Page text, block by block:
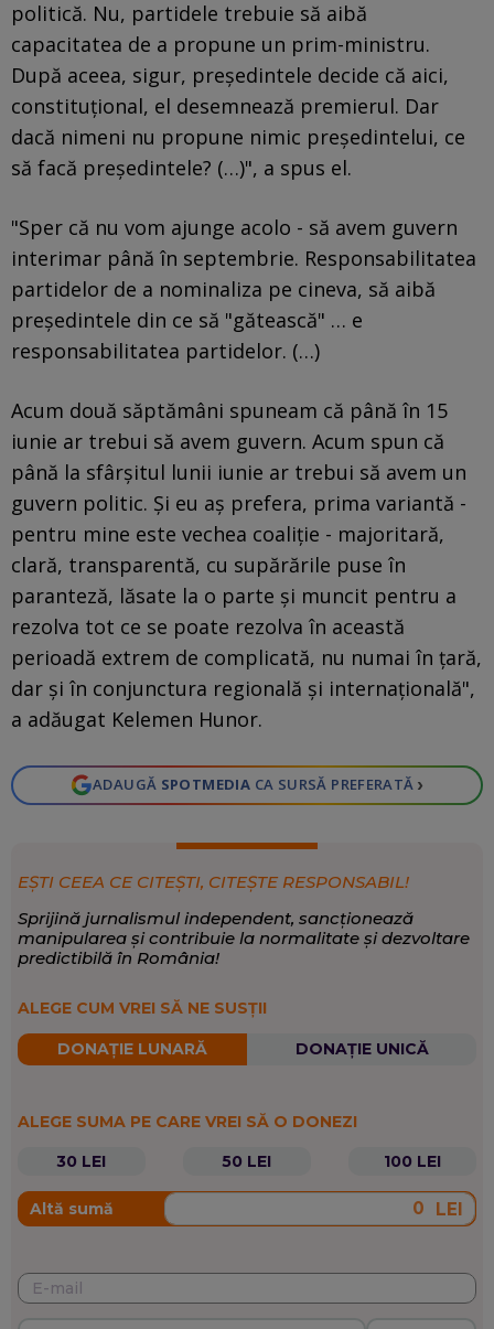
politică. Nu, partidele trebuie să aibă
capacitatea de a propune un prim-ministru.
După aceea, sigur, președintele decide că aici,
constituțional, el desemnează premierul. Dar
dacă nimeni nu propune nimic președintelui, ce
să facă președintele? (…)", a spus el.
"Sper că nu vom ajunge acolo - să avem guvern
interimar până în septembrie. Responsabilitatea
partidelor de a nominaliza pe cineva, să aibă
președintele din ce să "gătească" … e
responsabilitatea partidelor. (…)
Acum două săptămâni spuneam că până în 15
iunie ar trebui să avem guvern. Acum spun că
până la sfârșitul lunii iunie ar trebui să avem un
guvern politic. Și eu aș prefera, prima variantă -
pentru mine este vechea coaliție - majoritară,
clară, transparentă, cu supărările puse în
paranteză, lăsate la o parte și muncit pentru a
rezolva tot ce se poate rezolva în această
perioadă extrem de complicată, nu numai în țară,
dar și în conjunctura regională și internațională",
a adăugat Kelemen Hunor.
ADAUGĂ SPOTMEDIA CA SURSĂ PREFERATĂ ›
EȘTI CEEA CE CITEȘTI, CITEȘTE RESPONSABIL!
Sprijină jurnalismul independent, sancționează
manipularea și contribuie la normalitate și dezvoltare
predictibilă în România!
ALEGE CUM VREI SĂ NE SUSȚII
DONAȚIE LUNARĂ DONAȚIE UNICĂ
ALEGE SUMA PE CARE VREI SĂ O DONEZI
30 LEI
50 LEI 100 LEI
Altă sumă LEI